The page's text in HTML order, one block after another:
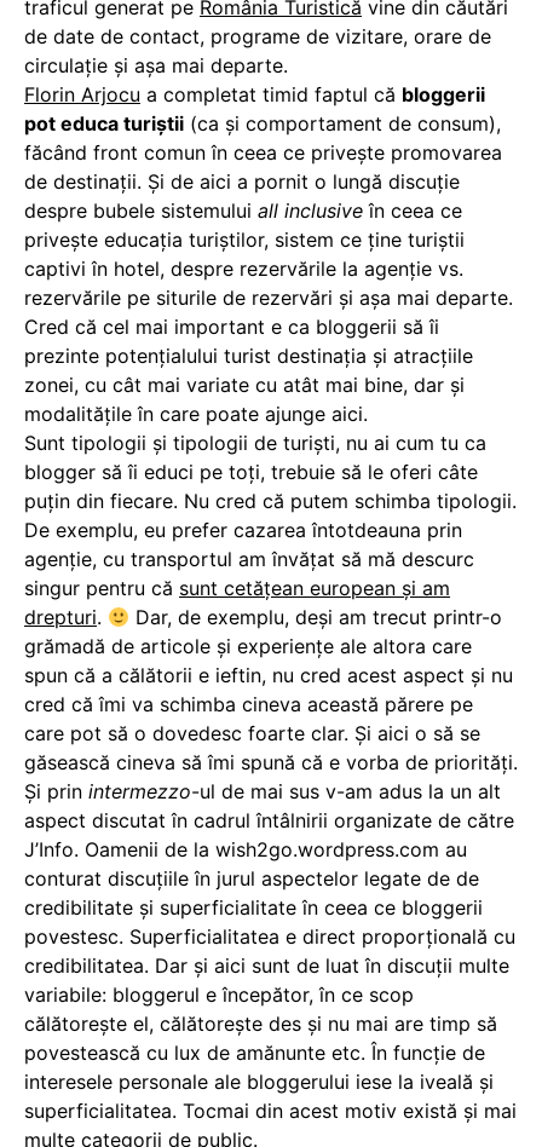
traficul generat pe România Turistică vine din căutări
de date de contact, programe de vizitare, orare de
circulație și așa mai departe.
Florin Arjocu a completat timid faptul că bloggerii
pot educa turiștii (ca și comportament de consum),
făcând front comun în ceea ce privește promovarea
de destinații. Și de aici a pornit o lungă discuție
despre bubele sistemului all inclusive în ceea ce
privește educația turiștilor, sistem ce ține turiștii
captivi în hotel, despre rezervările la agenție vs.
rezervările pe siturile de rezervări și așa mai departe.
Cred că cel mai important e ca bloggerii să îi
prezinte potențialului turist destinația și atracțiile
zonei, cu cât mai variate cu atât mai bine, dar și
modalitățile în care poate ajunge aici.
Sunt tipologii și tipologii de turiști, nu ai cum tu ca
blogger să îi educi pe toți, trebuie să le oferi câte
puțin din fiecare. Nu cred că putem schimba tipologii.
De exemplu, eu prefer cazarea întotdeauna prin
agenție, cu transportul am învățat să mă descurc
singur pentru că sunt cetățean european și am
drepturi.
Dar, de exemplu, deși am trecut printr-o
grămadă de articole și experiențe ale altora care
spun că a călătorii e ieftin, nu cred acest aspect și nu
cred că îmi va schimba cineva această părere pe
care pot să o dovedesc foarte clar. Și aici o să se
găsească cineva să îmi spună că e vorba de priorități.
Și prin intermezzo-ul de mai sus v-am adus la un alt
aspect discutat în cadrul întâlnirii organizate de către
J’Info. Oamenii de la wish2go.wordpress.com au
conturat discuțiile în jurul aspectelor legate de de
credibilitate și superficialitate în ceea ce bloggerii
povestesc. Superficialitatea e direct proporțională cu
credibilitatea. Dar și aici sunt de luat în discuții multe
variabile: bloggerul e începător, în ce scop
călătorește el, călătorește des și nu mai are timp să
povestească cu lux de amănunte etc. În funcție de
interesele personale ale bloggerului iese la iveală și
superficialitatea. Tocmai din acest motiv există și mai
multe categorii de public.